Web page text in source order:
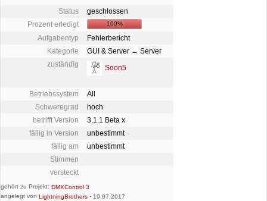
Status
geschlossen
Prozent erledigt
100%
Aufgabentyp
Fehlerbericht
Kategorie
GUI & Server → Server
zuständig
Soon5
Betriebssystem
All
Schweregrad
hoch
betrifft Version
3.1.1 Beta x
fällig in Version
unbestimmt
fällig am
unbestimmt
Stimmen
versteckt
gehört zu Projekt: DMXControl 3
angelegt von LightningBrothers - 19.07.2017